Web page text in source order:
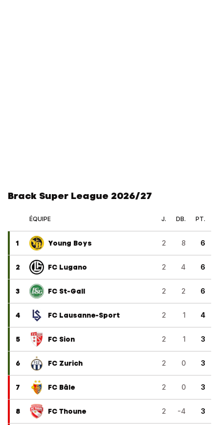
Brack Super League 2026/27
ÉQUIPE J. DB. PT.
1 Young Boys 2 8 6
2 FC Lugano 2 4 6
3 FC St-Gall 2 2 6
4 FC Lausanne-Sport 2 1 4
5 FC Sion 2 1 3
6 FC Zurich 2 0 3
7 FC Bâle 2 0 3
8 FC Thoune 2 -4 3